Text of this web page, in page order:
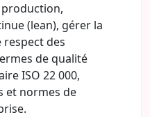
production,
(lean), gérer la
des
de qualité
ISO 22 000,
et normes de